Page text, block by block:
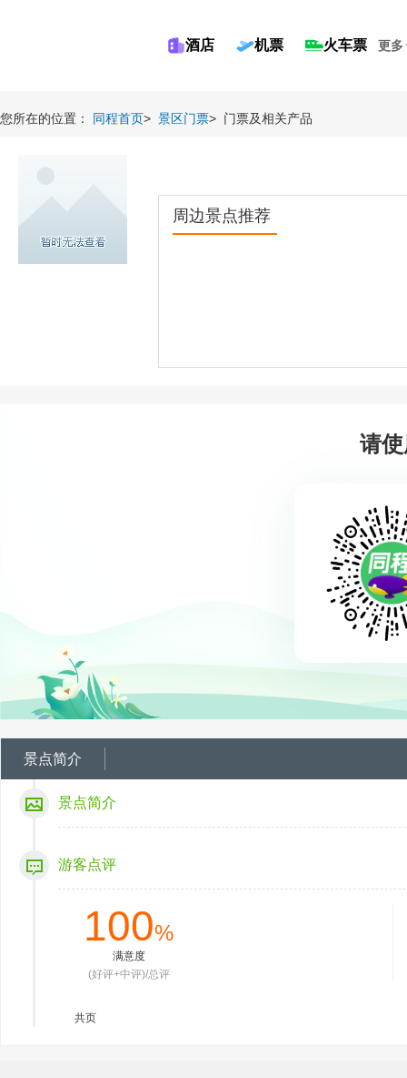
酒店 机票 火车票 更多
您所在的位置： 同程首页> 景区门票> 门票及相关产品
周边景点推荐
请
景点简介
景点简介
游客点评
100%
满意度
(好评+中评)/总评
共页